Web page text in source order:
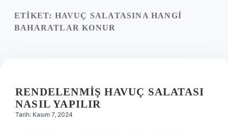
Yasal Uyarı
ETIKET: HAVUÇ SALATASINA HANGI
BAHARATLAR KONUR
RENDELENMIŞ HAVUÇ SALATASI
NASIL YAPILIR
Tarih: Kasım 7, 2024